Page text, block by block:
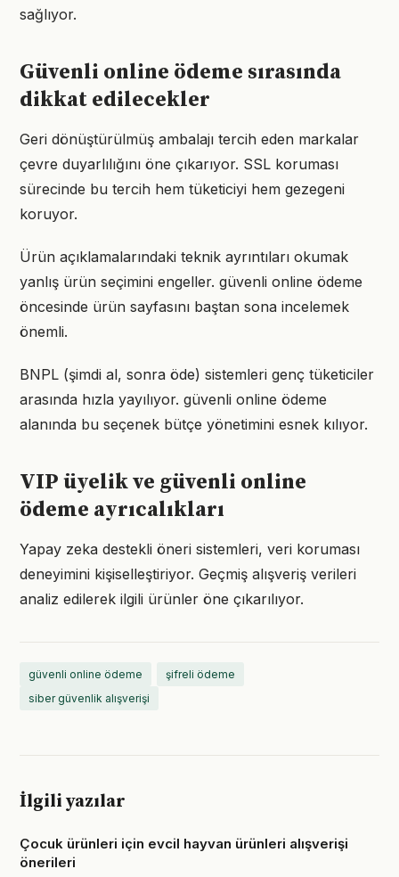
sağlıyor.
Güvenli online ödeme sırasında
dikkat edilecekler
Geri dönüştürülmüş ambalajı tercih eden markalar
çevre duyarlılığını öne çıkarıyor. SSL koruması
sürecinde bu tercih hem tüketiciyi hem gezegeni
koruyor.
Ürün açıklamalarındaki teknik ayrıntıları okumak
yanlış ürün seçimini engeller. güvenli online ödeme
öncesinde ürün sayfasını baştan sona incelemek
önemli.
BNPL (şimdi al, sonra öde) sistemleri genç tüketiciler
arasında hızla yayılıyor. güvenli online ödeme
alanında bu seçenek bütçe yönetimini esnek kılıyor.
VIP üyelik ve güvenli online
ödeme ayrıcalıkları
Yapay zeka destekli öneri sistemleri, veri koruması
deneyimini kişiselleştiriyor. Geçmiş alışveriş verileri
analiz edilerek ilgili ürünler öne çıkarılıyor.
güvenli online ödeme
şifreli ödeme
siber güvenlik alışverişi
İlgili yazılar
Çocuk ürünleri için evcil hayvan ürünleri alışverişi
önerileri